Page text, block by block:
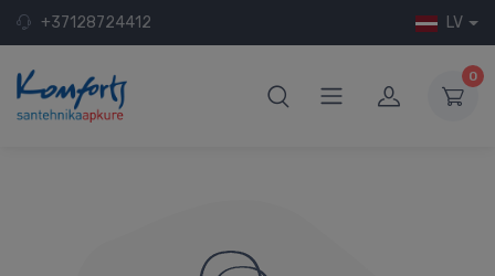
+37128724412 LV
0